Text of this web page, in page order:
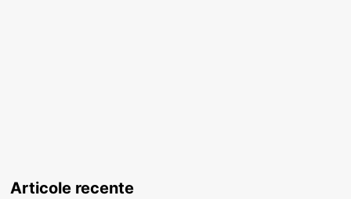
Articole recente